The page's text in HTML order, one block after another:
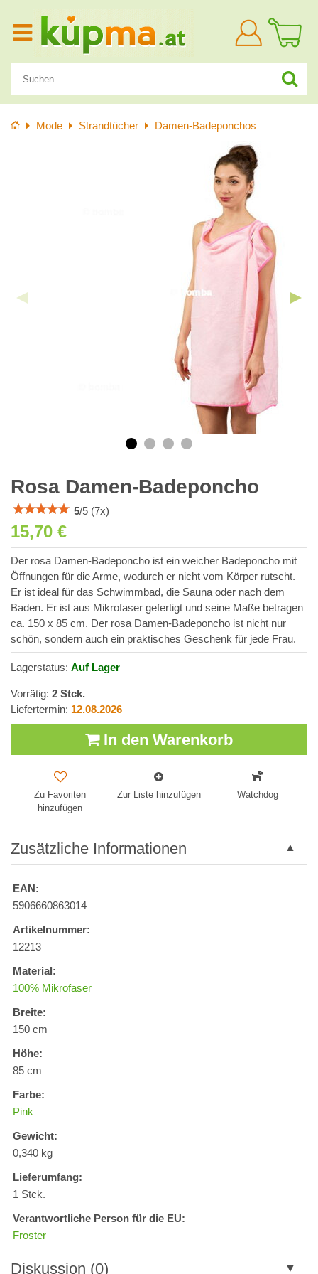
Anmelden
Startseite
Mode Strandtücher Damen-Badeponchos
Rosa Damen-Badeponcho
5/5 (7x)
15,70 €
Der rosa Damen-Badeponcho ist ein weicher Badeponcho mit
Öffnungen für die Arme, wodurch er nicht vom Körper rutscht.
Er ist ideal für das Schwimmbad, die Sauna oder nach dem
Baden. Er ist aus Mikrofaser gefertigt und seine Maße betragen
ca. 150 x 85 cm. Der rosa Damen-Badeponcho ist nicht nur
schön, sondern auch ein praktisches Geschenk für jede Frau.
Lagerstatus: Auf Lager
Vorrätig: 2 Stck.
Liefertermin: 12.08.2026
In den Warenkorb
Zu Favoriten
hinzufügen
Zur Liste hinzufügen Watchdog
Zusätzliche Informationen
EAN:
5906660863014
Artikelnummer:
12213
Material:
100% Mikrofaser
Breite:
150 cm
Höhe:
85 cm
Farbe:
Pink
Gewicht:
0,340 kg
Lieferumfang:
1 Stck.
Verantwortliche Person für die EU:
Froster
Diskussion (0)